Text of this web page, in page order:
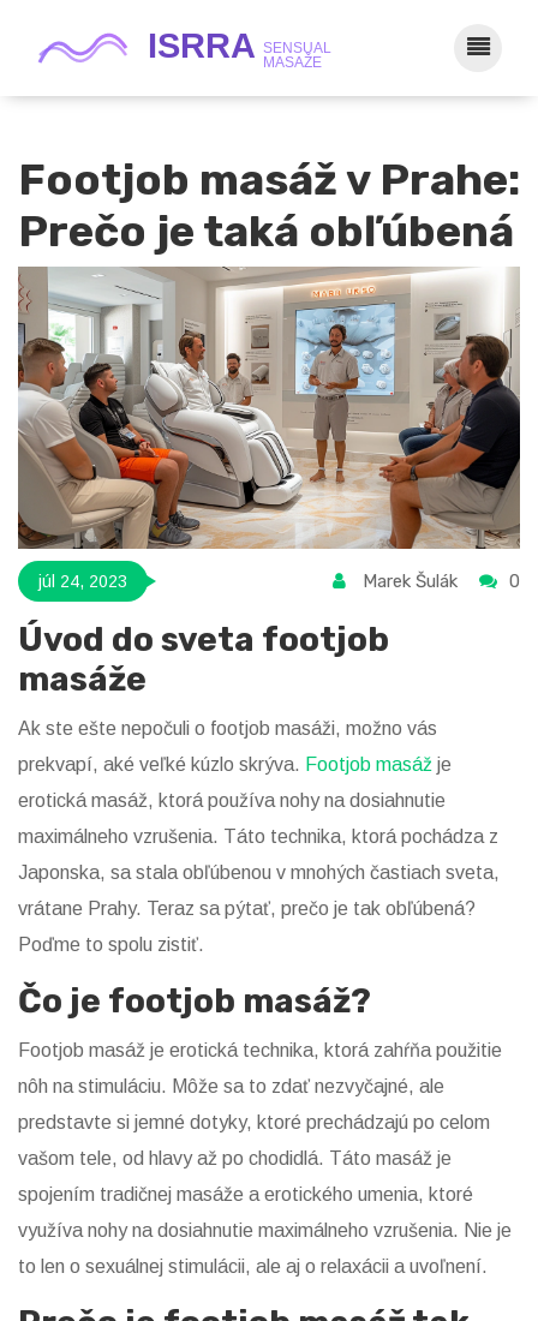
Footjob masáž v Prahe:
Prečo je taká obľúbená
júl 24, 2023 Marek Šulák 0
Úvod do sveta footjob
masáže
Ak ste ešte nepočuli o footjob masáži, možno vás
prekvapí, aké veľké kúzlo skrýva. Footjob masáž je
erotická masáž, ktorá používa nohy na dosiahnutie
maximálneho vzrušenia. Táto technika, ktorá pochádza z
Japonska, sa stala obľúbenou v mnohých častiach sveta,
vrátane Prahy. Teraz sa pýtať, prečo je tak obľúbená?
Poďme to spolu zistiť.
Čo je footjob masáž?
Footjob masáž je erotická technika, ktorá zahŕňa použitie
nôh na stimuláciu. Môže sa to zdať nezvyčajné, ale
predstavte si jemné dotyky, ktoré prechádzajú po celom
vašom tele, od hlavy až po chodidlá. Táto masáž je
spojením tradičnej masáže a erotického umenia, ktoré
využíva nohy na dosiahnutie maximálneho vzrušenia. Nie je
to len o sexuálnej stimulácii, ale aj o relaxácii a uvoľnení.